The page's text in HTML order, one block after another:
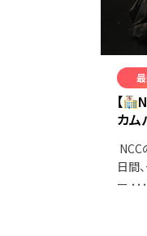
【
カム
NCC
日間
ー ･･･